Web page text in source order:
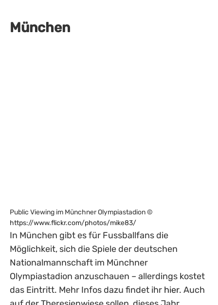
München
Public Viewing im Münchner Olympiastadion ©
https://www.flickr.com/photos/mike83/
In München gibt es für Fussballfans die
Möglichkeit, sich die Spiele der deutschen
Nationalmannschaft im Münchner
Olympiastadion anzuschauen – allerdings kostet
das Eintritt. Mehr Infos dazu findet ihr hier. Auch